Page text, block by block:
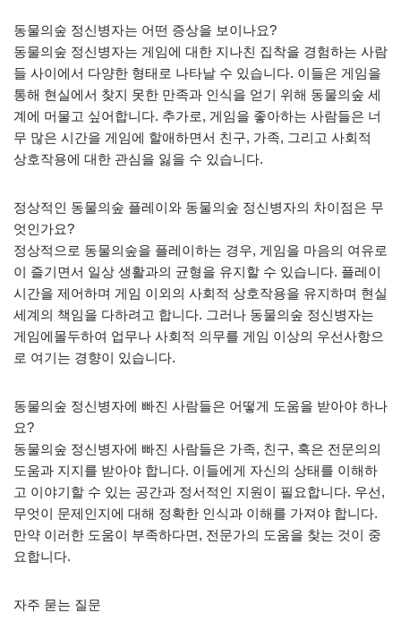
동물의숲 정신병자는 어떤 증상을 보이나요?
동물의숲 정신병자는 게임에 대한 지나친 집착을 경험하는 사람
들 사이에서 다양한 형태로 나타날 수 있습니다. 이들은 게임을
통해 현실에서 찾지 못한 만족과 인식을 얻기 위해 동물의숲 세
계에 머물고 싶어합니다. 추가로, 게임을 좋아하는 사람들은 너
무 많은 시간을 게임에 할애하면서 친구, 가족, 그리고 사회적
상호작용에 대한 관심을 잃을 수 있습니다.
정상적인 동물의숲 플레이와 동물의숲 정신병자의 차이점은 무
엇인가요?
정상적으로 동물의숲을 플레이하는 경우, 게임을 마음의 여유로
이 즐기면서 일상 생활과의 균형을 유지할 수 있습니다. 플레이
시간을 제어하며 게임 이외의 사회적 상호작용을 유지하며 현실
세계의 책임을 다하려고 합니다. 그러나 동물의숲 정신병자는
게임에몰두하여 업무나 사회적 의무를 게임 이상의 우선사항으
로 여기는 경향이 있습니다.
동물의숲 정신병자에 빠진 사람들은 어떻게 도움을 받아야 하나
요?
동물의숲 정신병자에 빠진 사람들은 가족, 친구, 혹은 전문의의
도움과 지지를 받아야 합니다. 이들에게 자신의 상태를 이해하
고 이야기할 수 있는 공간과 정서적인 지원이 필요합니다. 우선,
무엇이 문제인지에 대해 정확한 인식과 이해를 가져야 합니다.
만약 이러한 도움이 부족하다면, 전문가의 도움을 찾는 것이 중
요합니다.
자주 묻는 질문